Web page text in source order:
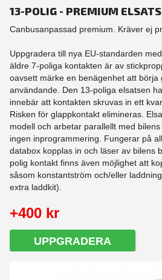
13-POLIG - PREMIUM ELSATS
Canbusanpassad premium. Kräver ej
Uppgradera till nya EU-standarden
äldre 7-poliga kontakten är av
oavsett märke en benägenhet att börja
användande. Den 13-poliga elsatsen
innebär att kontakten skruvas in ett
Risken för glappkontakt elimineras.
modell och arbetar parallellt med
ingen inprogrammering. Fungerar på
databox kopplas in och läser av bilens
polig kontakt finns även möjlighet att
såsom konstantström och/eller
extra laddkit).
+400 kr
UPPGRADERA